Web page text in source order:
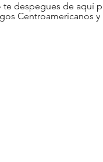
te despegues de aquí
Centroamericanos y